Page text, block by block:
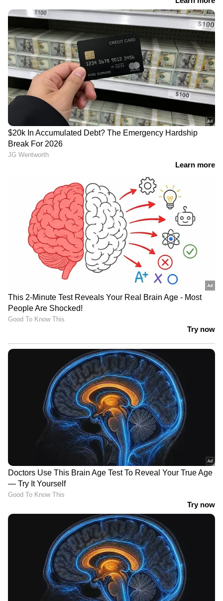
ആഗോളതലത്തിൽ നഴ്സിങ് മേഖല ഇന്ന്
സമാനതകളില്ലാത്ത പ്രതിസന്ധികളിലൂടെയാണ്
കടന്നുപോകുന്നത്. ലോകാരോഗ്യ
സംഘടനയുടെ കണക്കുകൾ പ്രകാരം
ലോകമെമ്പാടും നഴ്സുമാരുടെ വലിയൊരു
ക്ഷാമം നിലനിൽക്കുന്നുണ്ട്. പാശ്ചാത്യ
രാജ്യങ്ങളിൽ പ്രായമാകുന്നവരുടെ എണ്ണം
പരിചരണത്തിനുള്ള ആവശ്യകതയും
കുതിച്ചുയരുകയാണ്. എന്നാൽ
അതിനനുസരിച്ചുള്ള നഴ്സുമാരുടെ ലഭ്യത
അവിടെയില്ല.
കോവിഡ് മഹാമാരിക്ക് ശേഷം ഈ പ്രതിസന്ധി
കൂടുതൽ രൂക്ഷമായി എന്നതാണ് സത്യം.
മഹാമാരിക്കാലത്ത് സ്വന്തം ജീവൻ പോലും
പണയം വെച്ച് ജോലി ചെയ്തവരാണ്
നഴ്സുമാർ. ആ കാലഘട്ടത്തിലുണ്ടായ
സമ്മർദ്ദവും കാരണം ലോകത്തിന്റെ പല
ഭാഗങ്ങളിലും നിരവധി നഴ്സുമാർ ഈ ജോലി
തന്നെ ഉപേക്ഷിച്ചു പോകുന്ന
സാഹചര്യമുണ്ടായി.
നഴ്സ്-രോഗി അനുപാതം കൃത്യമായി
പാലിക്കപ്പെടാത്തത് കാരണം ഒരാൾ തന്നെ
നിരവധി രോഗികളെ നോക്കേണ്ടി വരുന്ന
അവസ്ഥ പല വികസിത രാജ്യങ്ങളിലും വികസ്വര
രാജ്യങ്ങളിലും നിലനിൽക്കുന്നുണ്ട്.
ഇതിനുപുറമെ, ആശുപത്രികളിൽ രോഗികളുടെ
വരുന്ന ശാരീരികവും മാനസികവുമായ
അതിക്രമങ്ങളും ആഗോളതലത്തിൽ നഴ്സുമാർ
നേരിടുന്ന പ്രധാന വെല്ലുവിളികളിൽ ഒന്നായി
മാറിയിരിക്കുന്നു.